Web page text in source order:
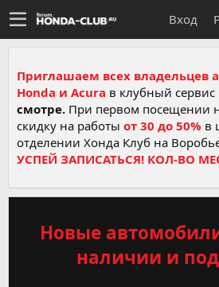
Вход
Приглашаем всех владельцев
Honda и Acura в клубный сервис
смотре. При первом посещении
скидку на работы от 30 до 50% в
отделении Хонда Клуб на
УСПЕЙ ЗАПИСАТЬСЯ! КОЛ-ВО
Новые
наличии и под